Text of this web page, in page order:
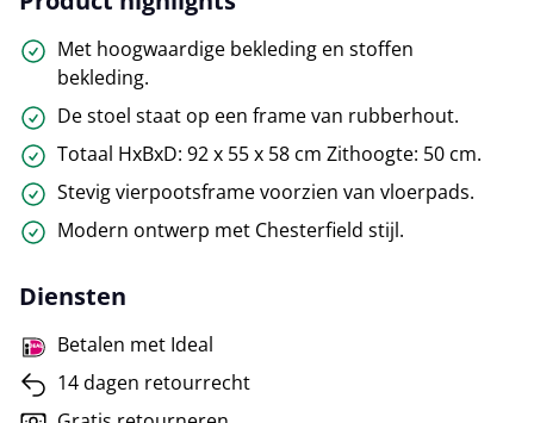
Met hoogwaardige bekleding en stoffen
bekleding.
De stoel staat op een frame van rubberhout.
Totaal HxBxD: 92 x 55 x 58 cm Zithoogte: 50 cm.
Stevig vierpootsframe voorzien van vloerpads.
Modern ontwerp met Chesterfield stijl.
Diensten
Betalen met Ideal
14 dagen retourrecht